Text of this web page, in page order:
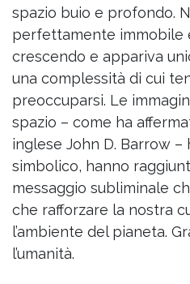
spazio buio e profondo.
perfettamente immobile
crescendo e appariva
una complessità di cui
preoccuparsi. Le
spazio – come ha
inglese John D. Barrow –
simbolico, hanno
messaggio subliminale
che rafforzare la nostra
l’ambiente del pianeta.
l’umanità.